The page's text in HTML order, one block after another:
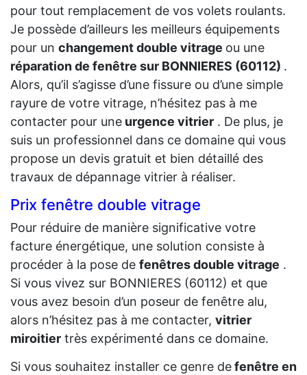
pour tout remplacement de vos volets roulants.
Je possède d’ailleurs les meilleurs équipements
pour un changement double vitrage ou une
réparation de fenêtre sur BONNIERES (60112) .
Alors, qu’il s’agisse d’une fissure ou d’une simple
rayure de votre vitrage, n’hésitez pas à me
contacter pour une urgence vitrier . De plus, je
suis un professionnel dans ce domaine qui vous
propose un devis gratuit et bien détaillé des
travaux de dépannage vitrier à réaliser.
Prix fenêtre double vitrage
Pour réduire de manière significative votre
facture énergétique, une solution consiste à
procéder à la pose de fenêtres double vitrage .
Si vous vivez sur BONNIERES (60112) et que
vous avez besoin d’un poseur de fenêtre alu,
alors n’hésitez pas à me contacter, vitrier
miroitier très expérimenté dans ce domaine.
Si vous souhaitez installer ce genre defenêtre en